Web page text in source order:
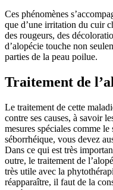
Ces phénomènes
que d’une irritation du cuir
des rougeurs, des
d’alopécie touche non
parties de la peau poilue.
Traitement de
Le traitement de cette
contre ses causes, à savoir
mesures spéciales comme
séborrhéique, vous devez
Dans ce qui est très
outre, le traitement de
très utile avec la
réapparaître, il faut de la